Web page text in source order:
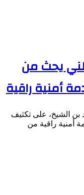
يحث من
أمنية راقية
بن الشيخ، على تكثيف
أمنية راقية من